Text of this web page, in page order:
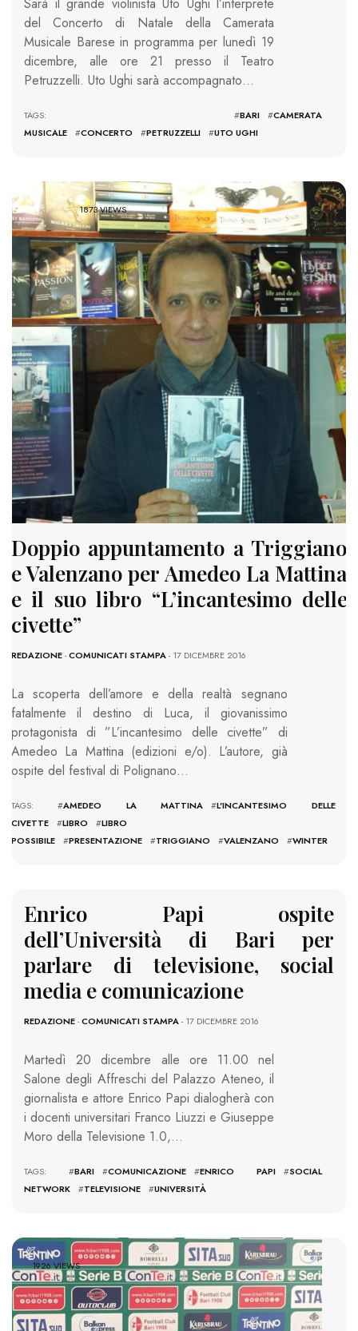
del Concerto di Natale della Camerata
Musicale Barese in programma per lunedì 19
dicembre, alle ore 21 presso il Teatro
Petruzzelli. Uto Ughi sarà accompagnato…
TAGS: #BARI #CAMERATA
MUSICALE
#CONCERTO #PETRUZZELLI #UTO UGHI
1873 VIEWS
Doppio appuntamento a Triggiano
e Valenzano per Amedeo La Mattina
e il suo libro “L’incantesimo delle
civette”
REDAZIONE-COMUNICATI STAMPA- 17 DICEMBRE 2016
La scoperta dell’amore e della realtà segnano
fatalmente il destino di Luca, il giovanissimo
protagonista di ”L’incantesimo delle civette” di
Amedeo La Mattina (edizioni e/o). L’autore, già
ospite del festival di Polignano…
TAGS: #AMEDEO LA MATTINA #L'INCANTESIMO DELLE
CIVETTE
#LIBRO #LIBRO
POSSIBILE
#PRESENTAZIONE #TRIGGIANO #VALENZANO #WINTER
Enrico Papi ospite
dell’Università di Bari per
parlare di televisione, social
media e comunicazione
REDAZIONE-COMUNICATI STAMPA- 17 DICEMBRE 2016
Martedì 20 dicembre alle ore 11.00 nel
Salone degli Affreschi del Palazzo Ateneo, il
giornalista e attore Enrico Papi dialogherà con
i docenti universitari Franco Liuzzi e Giuseppe
Moro della Televisione 1.0,…
TAGS: #BARI #COMUNICAZIONE #ENRICO PAPI #SOCIAL
NETWORK
#TELEVISIONE #UNIVERSITÀ
1926 VIEWS